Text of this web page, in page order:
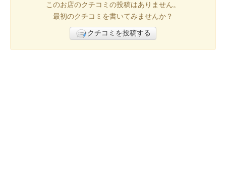
このお店のクチコミの投稿はありません。
最初のクチコミを書いてみませんか？
クチコミを投稿する